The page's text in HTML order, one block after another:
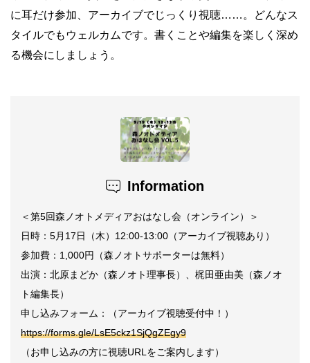
に耳だけ参加、アーカイブでじっくり視聴…… 。どんなス
タイルでもウェルカムです。書くことや編集を楽しく深め
る機会にしましょう。
Information
＜第5回森ノオトメディアおはなし会（オンライン）＞
日時： 5月 17日（木） 12:00-13:00 （アーカイブ視聴あり）
参加費： 1,000円（森ノオトサポーターは無料）
出演：北原まどか（森ノオト理事長）、梶田亜由美（森ノオ
ト編集長）
申し込みフォーム：（アーカイブ視聴受付中！）
https://forms.gle/LsE5ckz1SjQgZEgy9
（お申し込みの方に視聴URLをご案内します）